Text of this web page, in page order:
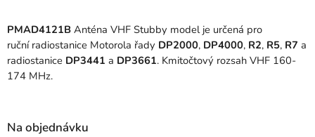
PMAD4121B Anténa VHF Stubby model je určená pro
ruční radiostanice Motorola řady DP2000, DP4000, R2, R5, R7 a
radiostanice DP3441 a DP3661. Kmitočtový rozsah VHF 160-
174 MHz.
Na objednávku